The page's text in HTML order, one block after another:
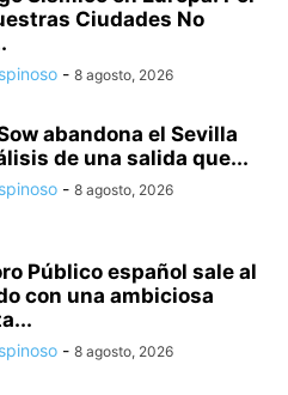
Ciudades No
- 8 agosto, 2026
abandona el Sevilla
de una salida que...
- 8 agosto, 2026
Público español sale al
con una ambiciosa
- 8 agosto, 2026